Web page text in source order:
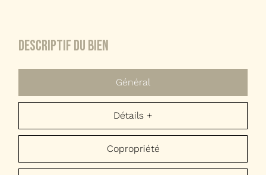
descriptif du bien
Général
Détails +
Copropriété